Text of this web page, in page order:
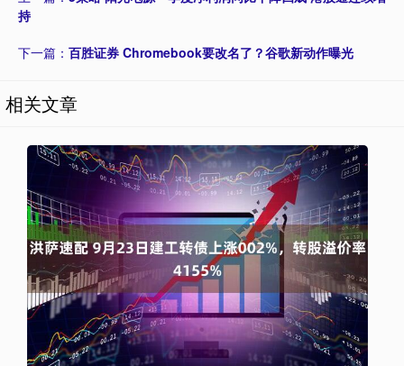
持
下一篇： 百胜证券 Chromebook要改名了？谷歌新动作曝光
相关文章